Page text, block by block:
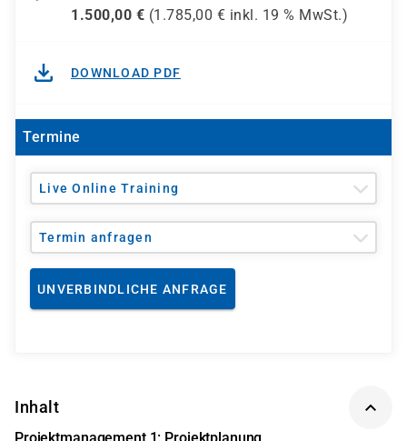
1.500,00 € (1.785,00 € inkl. 19 % MwSt.)
DOWNLOAD PDF
Termine
Live Online Training
Termin anfragen
UNVERBINDLICHE ANFRAGE
Inhalt